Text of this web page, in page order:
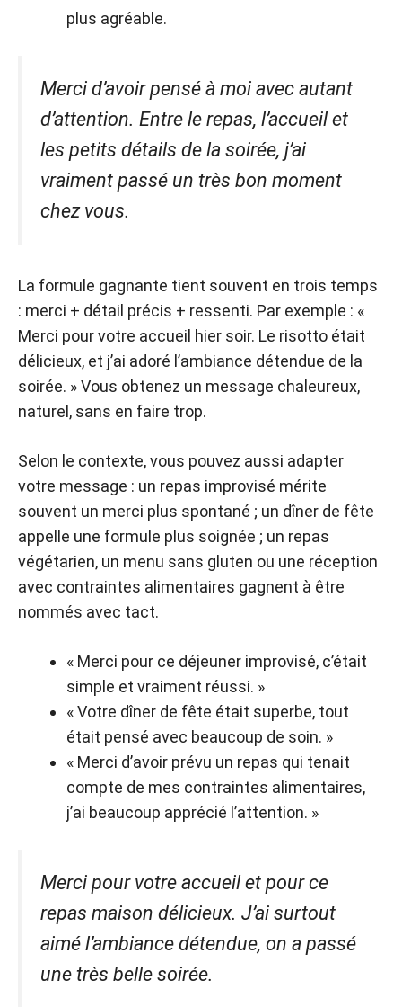
plus agréable.
Merci d’avoir pensé à moi avec autant
d’attention. Entre le repas, l’accueil et
les petits détails de la soirée, j’ai
vraiment passé un très bon moment
chez vous.
La formule gagnante tient souvent en trois temps
: merci + détail précis + ressenti. Par exemple : «
Merci pour votre accueil hier soir. Le risotto était
délicieux, et j’ai adoré l’ambiance détendue de la
soirée. » Vous obtenez un message chaleureux,
naturel, sans en faire trop.
Selon le contexte, vous pouvez aussi adapter
votre message : un repas improvisé mérite
souvent un merci plus spontané ; un dîner de fête
appelle une formule plus soignée ; un repas
végétarien, un menu sans gluten ou une réception
avec contraintes alimentaires gagnent à être
nommés avec tact.
« Merci pour ce déjeuner improvisé, c’était
simple et vraiment réussi. »
« Votre dîner de fête était superbe, tout
était pensé avec beaucoup de soin. »
« Merci d’avoir prévu un repas qui tenait
compte de mes contraintes alimentaires,
j’ai beaucoup apprécié l’attention. »
Merci pour votre accueil et pour ce
repas maison délicieux. J’ai surtout
aimé l’ambiance détendue, on a passé
une très belle soirée.